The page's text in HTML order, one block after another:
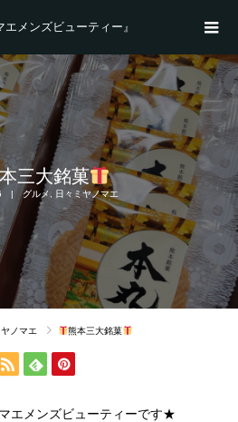
メンズビューティー』
三大銘菓
グルメ 日々ミヤノマエ
ノマエ 熊本三大銘菓
エメンズビューティーです★